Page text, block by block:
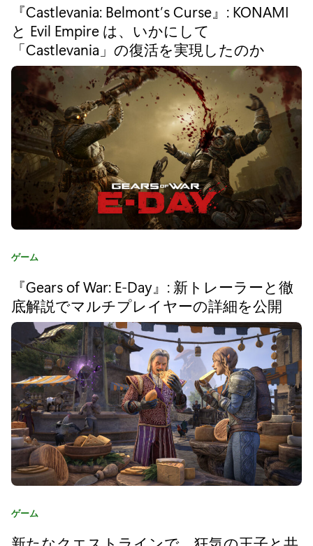
a
y
o
f
e
S
w
d
』
開
発
陣
が
語
る
ゴ
リ
『Castlevania: Belmont’s Curse』: KONAMI
と Evil Empire は、いかにして
「Castlevania」の復活を実現したのか
カ
ゴ
リ
:
ゲーム
『Gears of War: E-Day』: 新トレーラーと徹
底解説でマルチプレイヤーの詳細を公開
カ
ゴ
ゲーム